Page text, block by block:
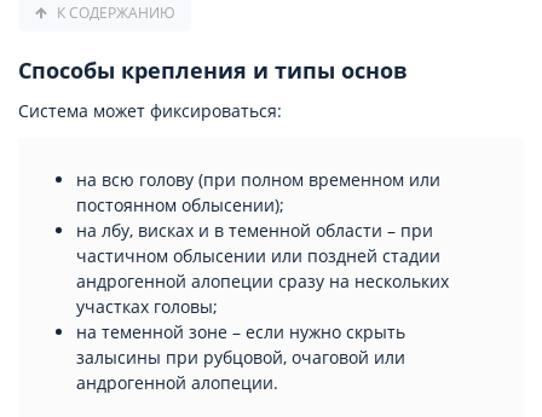
К СОДЕРЖАНИЮ
Способы крепления и типы основ
Система может фиксироваться:
на всю голову (при полном временном или
постоянном облысении);
на лбу, висках и в теменной области – при
частичном облысении или поздней стадии
андрогенной алопеции сразу на нескольких
участках головы;
на теменной зоне – если нужно скрыть
залысины при рубцовой, очаговой или
андрогенной алопеции.